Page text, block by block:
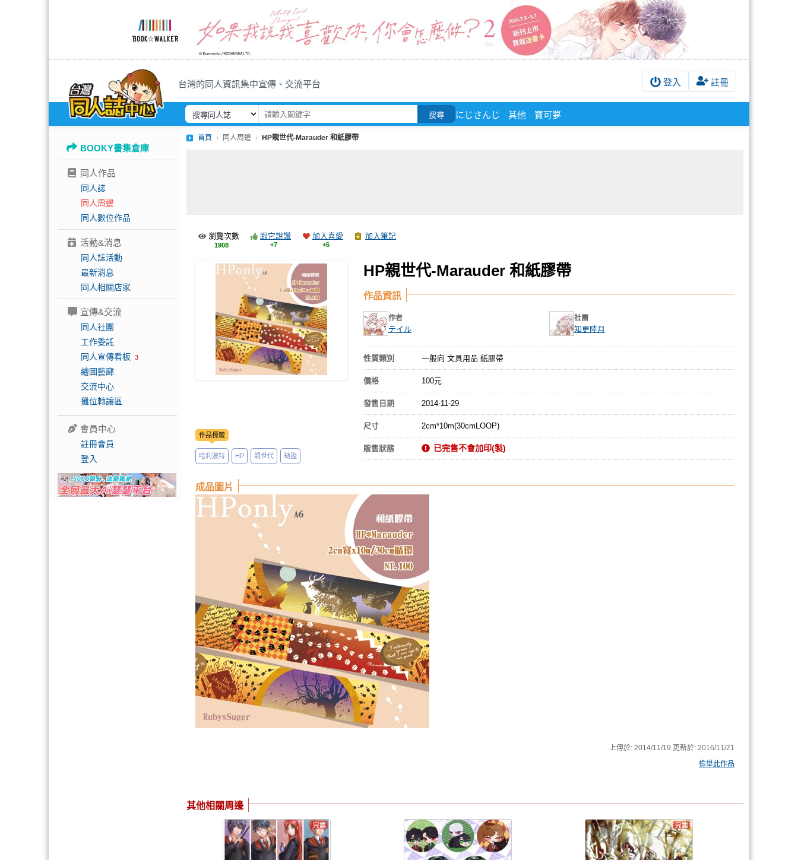
台灣的同人資訊集中宣傳、交流平台 登入 註冊
搜尋 にじさんじ 其他 寶可夢
BOOKY書集倉庫
同人作品
同人誌
同人周邊
同人數位作品
活動&消息
同人誌活動
最新消息
同人相關店家
宣傳&交流
同人社團
工作委託
同人宣傳看板 3
繪圖藝廊
交流中心
攤位轉讓區
會員中心
註冊會員
登入
首頁 同人周邊 HP親世代-Marauder 和紙膠帶
瀏覽次數
1908
跟它說讚
+7
加入喜愛
+6
加入筆記
HP親世代-Marauder 和紙膠帶
作品標籤
哈利波特 HP 親世代 劫盜
作品資訊
作者
テイル
社團
知更陸月
性質類別 一般向 文具用品 紙膠帶
價格 100元
發售日期 2014-11-29
尺寸 2cm*10m(30cmLOOP)
販售狀態 已完售不會加印(製)
成品圖片
上傳於: 2014/11/19 更新於: 2016/11/21
檢舉此作品
其他相關周邊